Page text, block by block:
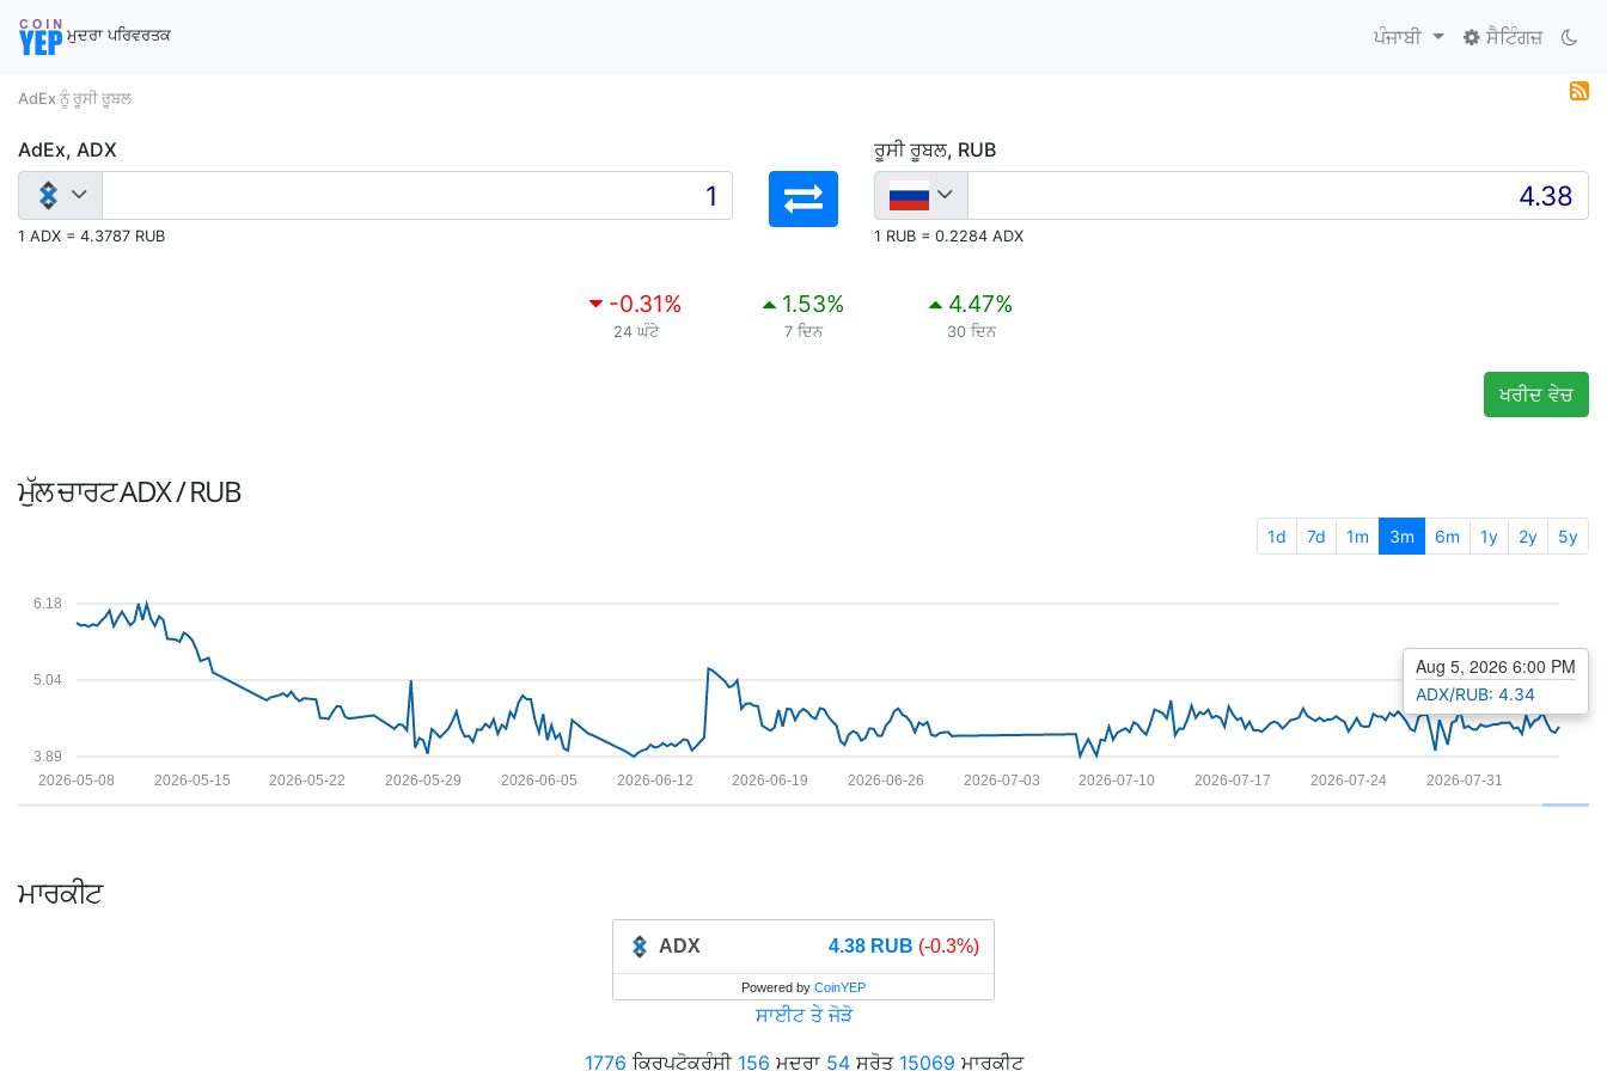
ਮੁਦਰਾ ਪਰਿਵਰਤਕ ਪੰਜਾਬੀ ਸੈਟਿੰਗਜ਼
AdEx ਨੂੰ ਰੂਸੀ ਰੂਬਲ
AdEx, ADX
1 ADX = 4.3787 RUB
ਰੂਸੀ ਰੂਬਲ, RUB
1 RUB = 0.2284 ADX
-0.31%
24 ਘੰਟੇ
1.53%
7 ਦਿਨ
4.47%
30 ਦਿਨ
ਖਰੀਦ ਵੇਚ
ਮੁੱਲ ਚਾਰਟADX / RUB
1d 7d 1m 3m 6m 1y 2y 5y
3.89
5.04
6.18
2026-07-31
2026-07-24
2026-07-17
2026-07-10
2026-07-03
2026-06-26
2026-06-19
2026-06-12
2026-06-05
2026-05-29
2026-05-22
2026-05-15
2026-05-08
Aug 5, 2026 6:00 PM
ADX/RUB: 4.34
ਮਾਰਕੀਟ
ADX 4.38 RUB (-0.3%)
Powered by CoinYEP
ਸਾਈਟ ਤੇ ਜੋੜੋ
1776 ਕ੍ਰਿਪਟੋਕਰੰਸੀ 156 ਮੁਦਰਾ 54ਸਰੋਤ 15069 ਮਾਰਕੀਟ